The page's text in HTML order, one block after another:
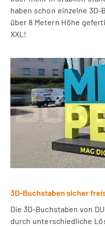
haben schon einzelne
über 8 Metern Höhe
XXL!
3D-Buchstaben sicher
Die 3D-Buchstaben von
durch unterschiedliche